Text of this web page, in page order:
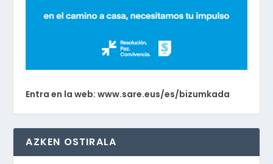
Entra en la web: www.sare.eus/es/bizumkada
AZKEN OSTIRALA